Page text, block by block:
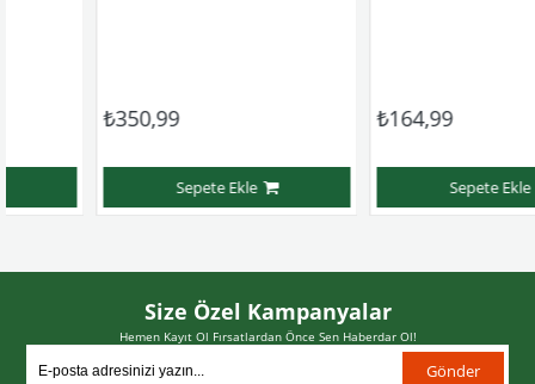
₺350,99
Sepete Ekle
₺164,99
Sepete Ekle
Size Özel Kampanyalar
Hemen Kayıt Ol Fırsatlardan Önce Sen Haberdar Ol!
Gönder